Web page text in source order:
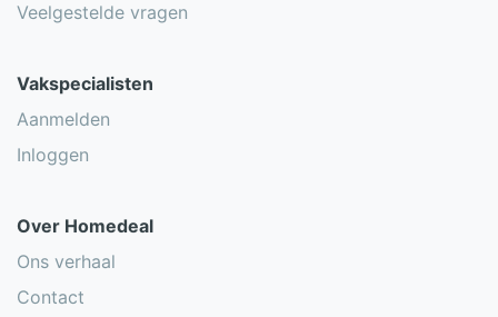
Veelgestelde vragen
Vakspecialisten
Aanmelden
Inloggen
Over Homedeal
Ons verhaal
Contact